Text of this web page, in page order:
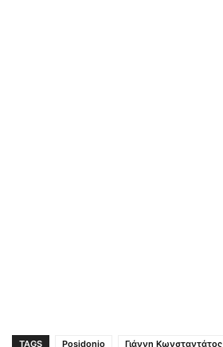
TAGS Posidonio
Γιάννη Κωνσταντάτος